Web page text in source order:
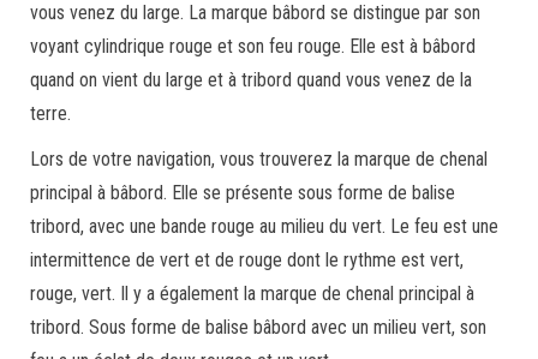
vous venez du large. La marque bâbord se distingue par son
voyant cylindrique rouge et son feu rouge. Elle est à bâbord
quand on vient du large et à tribord quand vous venez de la
terre.
Lors de votre navigation, vous trouverez la marque de chenal
principal à bâbord. Elle se présente sous forme de balise
tribord, avec une bande rouge au milieu du vert. Le feu est une
intermittence de vert et de rouge dont le rythme est vert,
rouge, vert. Il y a également la marque de chenal principal à
tribord. Sous forme de balise bâbord avec un milieu vert, son